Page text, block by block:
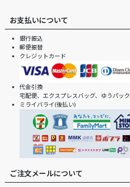
お支払いについて
銀行振込
郵便振替
クレジットカード
代金引換
宅配便、エクスプレスバッグ、ゆうパック
ミライバライ(後払い)
ご注文メールについて